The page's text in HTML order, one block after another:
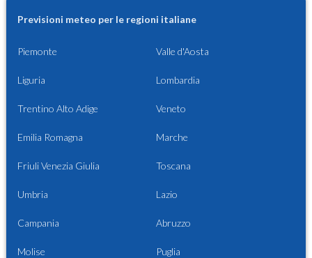
Previsioni meteo per le regioni italiane
Piemonte Valle d'Aosta
Liguria Lombardia
Trentino Alto Adige Veneto
Emilia Romagna Marche
Friuli Venezia Giulia Toscana
Umbria Lazio
Campania Abruzzo
Molise Puglia